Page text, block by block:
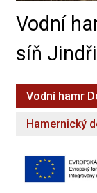
Vodní
síň
Vodní hamr
Hamernický